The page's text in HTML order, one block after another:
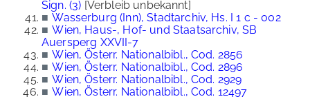
Sign. (3) [Verbleib unbekannt]
■ Wasserburg (Inn), Stadtarchiv, Hs. I 1 c - 002
■ Wien, Haus-, Hof- und Staatsarchiv, SB
Auersperg XXVII-7
■ Wien, Österr. Nationalbibl., Cod. 2856
■ Wien, Österr. Nationalbibl., Cod. 2896
■ Wien, Österr. Nationalbibl., Cod. 2929
■ Wien, Österr. Nationalbibl., Cod. 12497